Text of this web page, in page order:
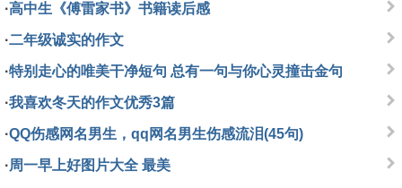
·高中生《傅雷家书》书籍读后感
·二年级诚实的作文
·特别走心的唯美干净短句 总有一句与你心灵撞击金句
·我喜欢冬天的作文优秀3篇
·QQ伤感网名男生，qq网名男生伤感流泪(45句)
·周一早上好图片大全 最美